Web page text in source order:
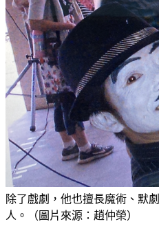
除了戲劇，他也擅長魔術、默
人。（圖片來源：趙仲榮）